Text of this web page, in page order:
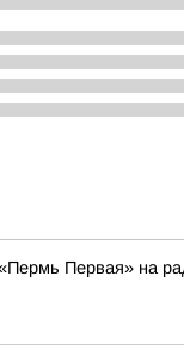
Первая» на